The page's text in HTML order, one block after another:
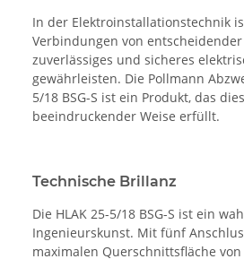
In der Elektroinstallationstechnik
Verbindungen von
zuverlässiges und sicheres
gewährleisten. Die Pollmann
5/18 BSG-S ist ein Produkt, das
beeindruckender Weise erfüllt.
Technische Brillanz
Die HLAK 25-5/18 BSG-S ist ein
Ingenieurskunst. Mit fünf
maximalen Querschnittsfläche